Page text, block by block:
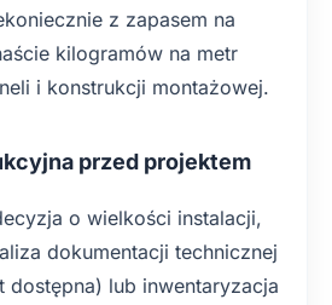
z zapasem na
kilogramów na metr
i konstrukcji montażowej.
przed projektem
o wielkości instalacji,
dokumentacji technicznej
dostępna) lub inwentaryzacja